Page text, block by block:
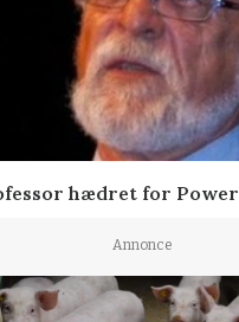
hædret for
Annonce